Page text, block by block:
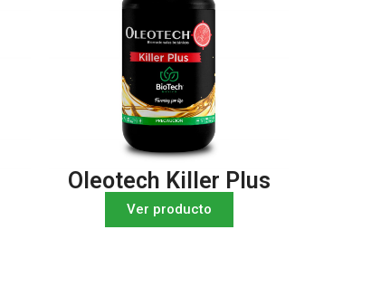
Oleotech Killer Plus
Ver producto